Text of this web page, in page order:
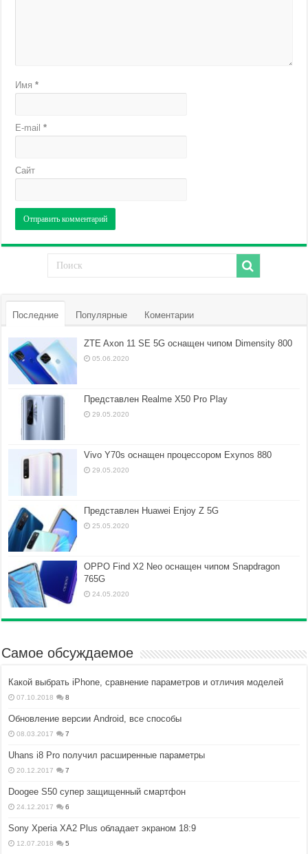
Имя*
E-mail*
Сайт
Последние Популярные Коментарии
ZTE Axon 11 SE 5G оснащен чипом Dimensity 800
05.06.2020
Представлен Realme X50 Pro Play
29.05.2020
Vivo Y70s оснащен процессором Exynos 880
29.05.2020
Представлен Huawei Enjoy Z 5G
25.05.2020
OPPO Find X2 Neo оснащен чипом Snapdragon
765G
24.05.2020
Самое обсуждаемое
Какой выбрать iPhone, сравнение параметров и отличия моделей
07.10.2018 8
Обновление версии Android, все способы
08.03.2017 7
Uhans i8 Pro получил расширенные параметры
20.12.2017 7
Doogee S50 супер защищенный смартфон
24.12.2017 6
Sony Xperia XA2 Plus обладает экраном 18:9
12.07.2018 5